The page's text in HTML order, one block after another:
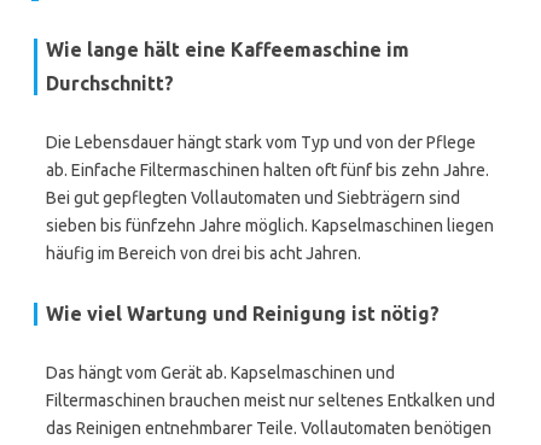
Wie lange hält eine Kaffeemaschine im
Durchschnitt?
Die Lebensdauer hängt stark vom Typ und von der Pflege
ab. Einfache Filtermaschinen halten oft fünf bis zehn Jahre.
Bei gut gepflegten Vollautomaten und Siebträgern sind
sieben bis fünfzehn Jahre möglich. Kapselmaschinen liegen
häufig im Bereich von drei bis acht Jahren.
Wie viel Wartung und Reinigung ist nötig?
Das hängt vom Gerät ab. Kapselmaschinen und
Filtermaschinen brauchen meist nur seltenes Entkalken und
das Reinigen entnehmbarer Teile. Vollautomaten benötigen